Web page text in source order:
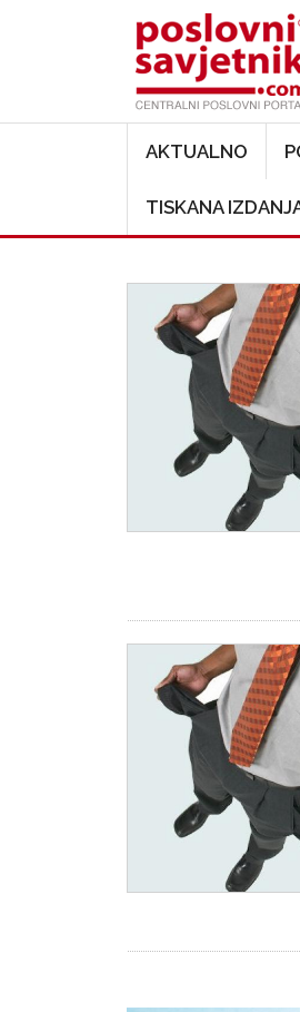
AKTUALNO
TISKANA